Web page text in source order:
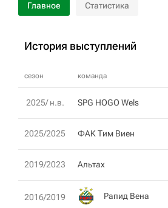
Главное Статистика
История выступлений
сезон команда
2025/ н.в. SPG HOGO Wels
2025/2025 ФАK Тим Виен
2019/2023 Альтах
2016/2019 Рапид Вена